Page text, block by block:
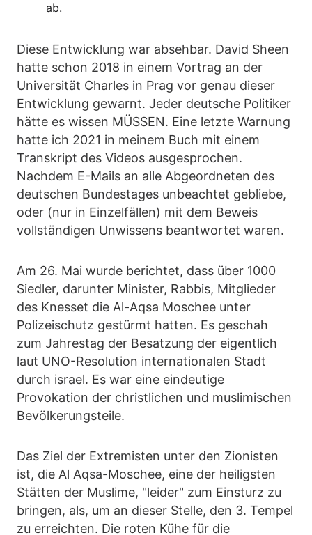
ab.
Diese Entwicklung war absehbar. David Sheen
hatte schon 2018 in einem Vortrag an der
Universität Charles in Prag vor genau dieser
Entwicklung gewarnt. Jeder deutsche Politiker
hätte es wissen MÜSSEN. Eine letzte Warnung
hatte ich 2021 in meinem Buch mit einem
Transkript des Videos ausgesprochen.
Nachdem E-Mails an alle Abgeordneten des
deutschen Bundestages unbeachtet gebliebe,
oder (nur in Einzelfällen) mit dem Beweis
vollständigen Unwissens beantwortet waren.
Am 26. Mai wurde berichtet, dass über 1000
Siedler, darunter Minister, Rabbis, Mitglieder
des Knesset die Al-Aqsa Moschee unter
Polizeischutz gestürmt hatten. Es geschah
zum Jahrestag der Besatzung der eigentlich
laut UNO-Resolution internationalen Stadt
durch israel. Es war eine eindeutige
Provokation der christlichen und muslimischen
Bevölkerungsteile.
Das Ziel der Extremisten unter den Zionisten
ist, die Al Aqsa-Moschee, eine der heiligsten
Stätten der Muslime, "leider" zum Einsturz zu
bringen, als, um an dieser Stelle, den 3. Tempel
zu erreichten. Die roten Kühe für die